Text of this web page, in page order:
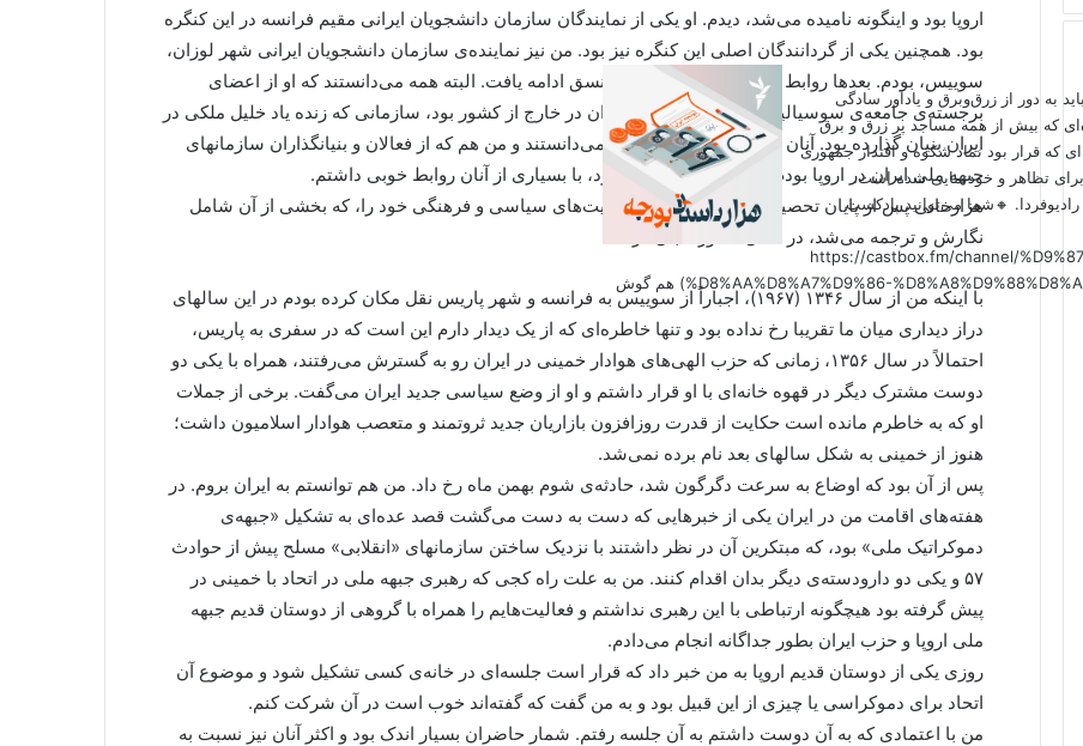
اروپا بود و اینگونه نامیده می‌شد، دیدم. او یکی از نمایندگان سازمان دانشجویان ایرانی مقیم فرانسه در این کنگره
بود. همچنین یکی از گردانندگان اصلی این کنگره نیز بود. من نیز نماینده‌ی سازمان دانشجویان ایرانی شهر لوزان،
سوییس، بودم. بعدها روابط دور و نزدیک ما بر همین نسق ادامه یافت. البته همه می‌دانستند که او از اعضای
برجسته‌ی جامعه‌ی سوسیالیست‌های نهضت ملی ایران در خارج از کشور بود، سازمانی که زنده یاد خلیل ملکی در
ایران بنیان گذارده بود. آنان خود را پیرو دکتر مصدق می‌دانستند و من هم که از فعالان و بنیانگذاران سازمانهای
جبهه ملی ایران در اروپا بودم، به رغم اختلافات موجود، با بسیاری از آنان روابط خوبی داشتم.
هزارخانی پس از پایان تحصیلات به ایران رفت و فعالیت‌های سیاسی و فرهنگی خود را، که بخشی از آن شامل
نگارش و ترجمه می‌شد، در داخل کشور دنبال کرد.
با اینکه من از سال ۱۳۴۶ (۱۹۶۷)، اجباراً از سوییس به فرانسه و شهر پاریس نقل مکان کرده بودم در این سالهای
دراز دیداری میان ما تقریبا رخ نداده بود و تنها خاطره‌ای که از یک دیدار دارم این است که در سفری به پاریس،
احتمالاً در سال ۱۳۵۶، زمانی که حزب الهی‌های هوادار خمینی در ایران رو به گسترش می‌رفتند، همراه با یکی دو
دوست مشترک دیگر در قهوه خانه‌ای با او قرار داشتم و او از وضع سیاسی جدید ایران می‌گفت. برخی از جملات
او که به خاطرم مانده است حکایت از قدرت روزافزون بازاریان جدید ثروتمند و متعصب هوادار اسلامیون داشت؛
هنوز از خمینی به شکل سالهای بعد نام برده نمی‌شد.
پس از آن بود که اوضاع به سرعت دگرگون شد، حادثه‌ی شوم بهمن ماه رخ داد. من هم توانستم به ایران بروم. در
هفته‌های اقامت من در ایران یکی از خبرهایی که دست به دست می‌گشت قصد عده‌ای به تشکیل «جبهه‌ی
دموکراتیک ملی» بود، که مبتکرین آن در نظر داشتند با نزدیک ساختن سازمانهای «انقلابی» مسلح پیش از حوادث
۵۷ و یکی دو دارودسته‌ی دیگر بدان اقدام کنند. من به علت راه کجی که رهبری جبهه ملی در اتحاد با خمینی در
پیش گرفته بود هیچگونه ارتباطی با این رهبری نداشتم و فعالیت‌هایم را همراه با گروهی از دوستان قدیم جبهه
ملی اروپا و حزب ایران بطور جداگانه انجام می‌دادم.
روزی یکی از دوستان قدیم اروپا به من خبر داد که قرار است جلسه‌ای در خانه‌ی کسی تشکیل شود و موضوع آن
اتحاد برای دموکراسی یا چیزی از این قبیل بود و به من گفت که گفته‌اند خوب است در آن شرکت کنم.
من با اعتمادی که به آن دوست داشتم به آن جلسه رفتم. شمار حاضران بسیار اندک بود و اکثر آنان نیز نسبت به
به دور از زرق‌وبرق و یادآور سادگی
که بیش از همه مساجد پر زرق و برق
که قرار بود نماد شکوه و اقتدار جمهوری
برای تظاهر و خودنمایی شده است.
🔸شما می‌توانید پادکست
(https://castbox.fm/channel/
%D8%AA%D8%A7%D9%86-%D8%A8%D9%88%D8%AF%D8%AC%D9%87-id6179207?country=us&nojump=1) هم گوش